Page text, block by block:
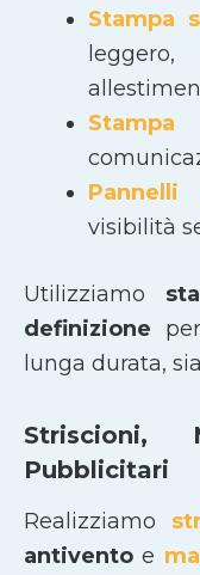
Stampa
Pannelli
visibilità
Utilizziamo
definizione
lunga durata,
Striscioni,
Pubblicitari
Realizziamo
antivento e